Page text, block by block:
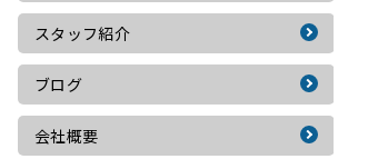
スタッフ紹介
ブログ
会社概要